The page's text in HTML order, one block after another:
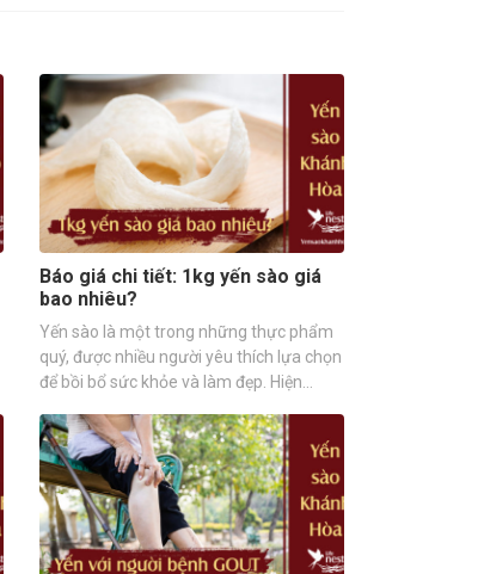
Báo giá chi tiết: 1kg yến sào giá
bao nhiêu?
Yến sào là một trong những thực phẩm
quý, được nhiều người yêu thích lựa chọn
để bồi bổ sức khỏe và làm đẹp. Hiện…